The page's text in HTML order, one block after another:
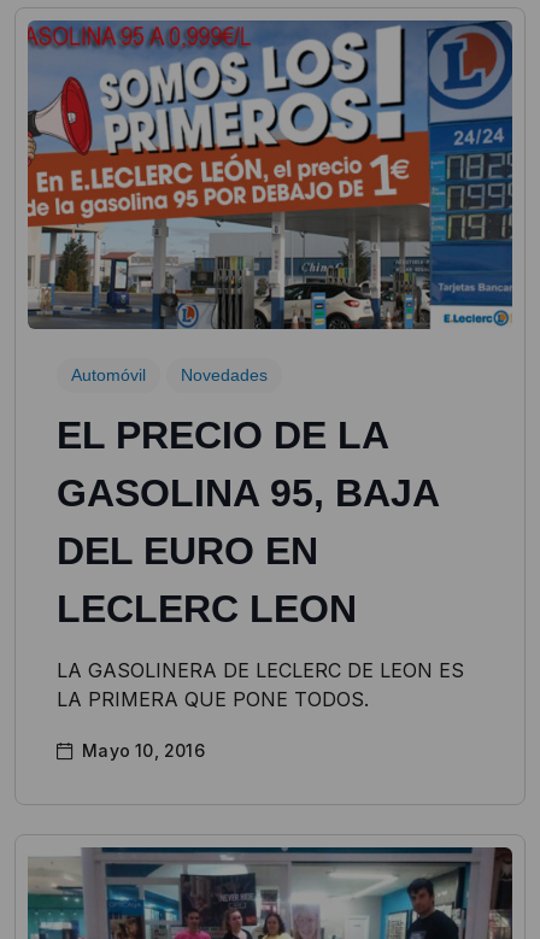
Automóvil Novedades
EL PRECIO DE LA
GASOLINA 95, BAJA
DEL EURO EN
LECLERC LEON
LA GASOLINERA DE LECLERC DE LEON ES
LA PRIMERA QUE PONE TODOS.
Mayo 10, 2016